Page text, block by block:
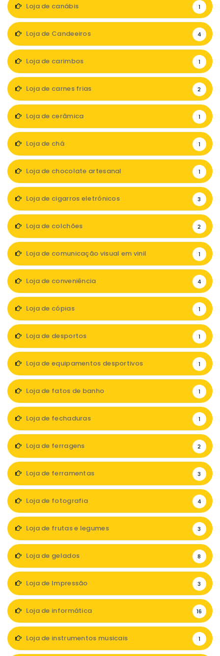
Loja de canábis 1
Loja de Candeeiros 4
Loja de carimbos 1
Loja de carnes frias 2
Loja de cerâmica 1
Loja de chá 1
Loja de chocolate artesanal 1
Loja de cigarros eletrónicos 3
Loja de colchões 2
Loja de comunicação visual em vinil 1
Loja de conveniência 4
Loja de cópias 1
Loja de desportos 1
Loja de equipamentos desportivos 1
Loja de fatos de banho 1
Loja de fechaduras 1
Loja de ferragens 2
Loja de ferramentas 3
Loja de fotografia 4
Loja de frutas e legumes 3
Loja de gelados 8
Loja de Impressão 3
Loja de informática 16
Loja de instrumentos musicais 1